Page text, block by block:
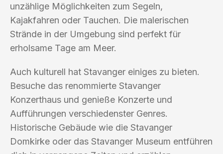
unzählige Möglichkeiten zum Segeln,
Kajakfahren oder Tauchen. Die malerischen
Strände in der Umgebung sind perfekt für
erholsame Tage am Meer.
Auch kulturell hat Stavanger einiges zu bieten.
Besuche das renommierte Stavanger
Konzerthaus und genieße Konzerte und
Aufführungen verschiedenster Genres.
Historische Gebäude wie die Stavanger
Domkirke oder das Stavanger Museum entführen